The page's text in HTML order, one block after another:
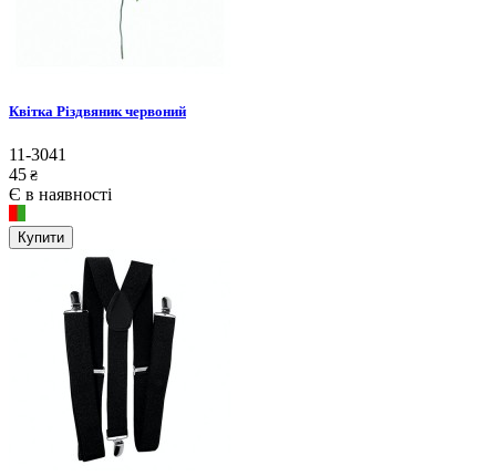
Квітка Різдвяник червоний
11-3041
45 ₴
Є в наявності
Купити